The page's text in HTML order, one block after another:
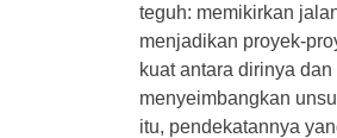
teguh: memikirkan
menjadikan proyek-
kuat antara dirinya
menyeimbangkan
itu, pendekatannya